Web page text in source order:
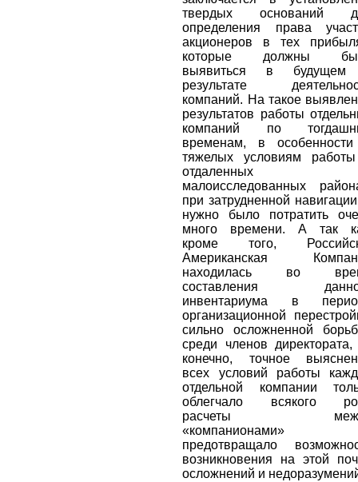
твердых оснований
определения права
акционеров в тех
которые должны
выявиться в
результате
компаний. На такое
результатов работы
компаний по
временам, в
тяжелых условиям
отдаленных
малоисследованных
при затрудненной
нужно было потратить
много времени. А так
кроме того,
Американская
находилась во
составления
инвентариума в
организационной
сильно осложненной
среди членов директората,
конечно, точное
всех условий работы
отдельной компании
облегчало всякого
расчеты
«компанионами»
предотвращало
возникновения на этой
осложнений и